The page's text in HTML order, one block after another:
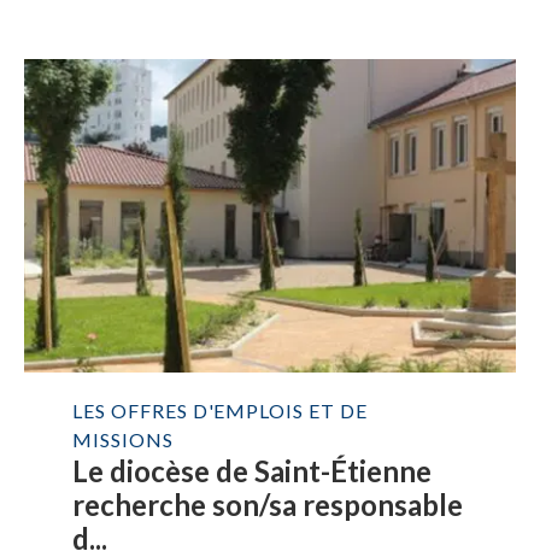
LES OFFRES D'EMPLOIS ET DE
MISSIONS
Le diocèse de Saint-Étienne
recherche son/sa responsable
d...